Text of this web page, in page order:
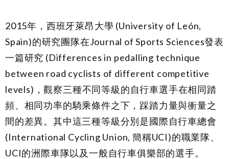
2015年，西班牙萊昂大學 (University of León,
Spain)的研究團隊在Journal of Sports Sciences發表
一篇研究 (Differences in pedalling technique
between road cyclists of different competitive
levels)，觀察三種不同等級的自行車選手在相同踏
頻、相同功率的騎乘條件之下，踩踏力量與衝量之
間的差異。其中這三種等級分別是國際自行車總會
(International Cycling Union, 簡稱UCI)的職業隊、
UCI的洲際車隊以及一般自行車俱樂部的選手。